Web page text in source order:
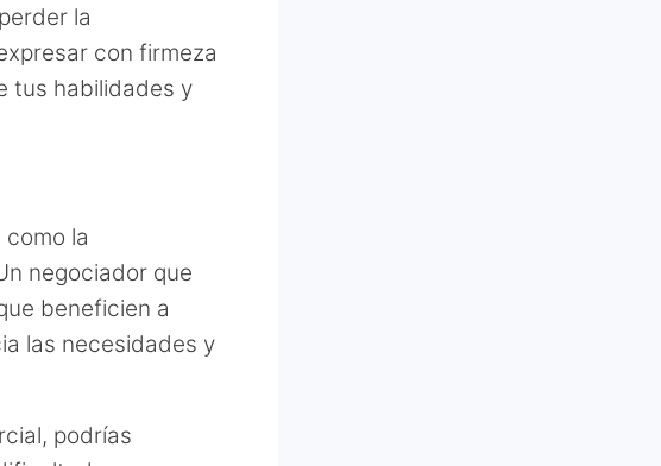
la
con firmeza
tus habilidades y
la
negociador que
beneficien a
las necesidades y
podrías